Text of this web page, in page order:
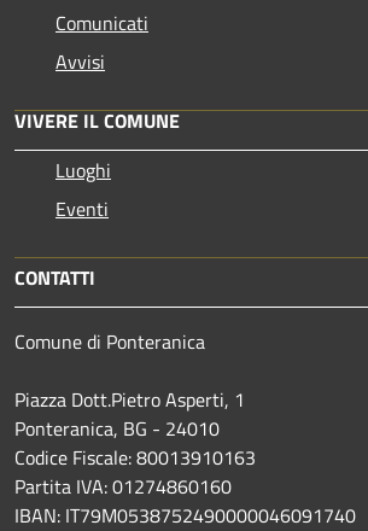
Comunicati
Avvisi
VIVERE IL COMUNE
Luoghi
Eventi
CONTATTI
Comune di Ponteranica
Piazza Dott.Pietro Asperti, 1
Ponteranica, BG - 24010
Codice Fiscale: 80013910163
Partita IVA: 01274860160
IBAN: IT79M0538752490000046091740